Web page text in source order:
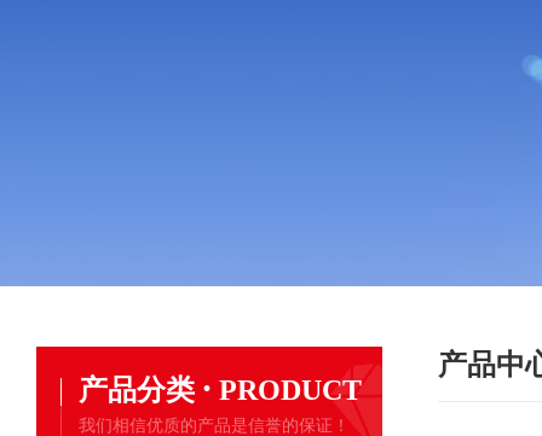
产品分类 · PRODUCT
我们相信优质的产品是信誉的保证！
产品中